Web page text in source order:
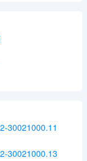
30021000.11
30021000.13